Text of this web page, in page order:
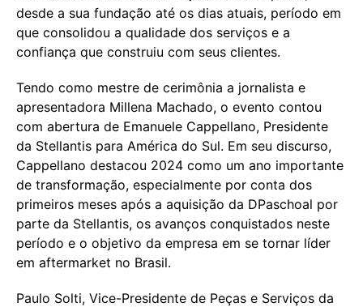
desde a sua fundação até os dias atuais, período em
que consolidou a qualidade dos serviços e a
confiança que construiu com seus clientes.
Tendo como mestre de cerimônia a jornalista e
apresentadora Millena Machado, o evento contou
com abertura de Emanuele Cappellano, Presidente
da Stellantis para América do Sul. Em seu discurso,
Cappellano destacou 2024 como um ano importante
de transformação, especialmente por conta dos
primeiros meses após a aquisição da DPaschoal por
parte da Stellantis, os avanços conquistados neste
período e o objetivo da empresa em se tornar líder
em aftermarket no Brasil.
Paulo Solti, Vice-Presidente de Peças e Serviços da